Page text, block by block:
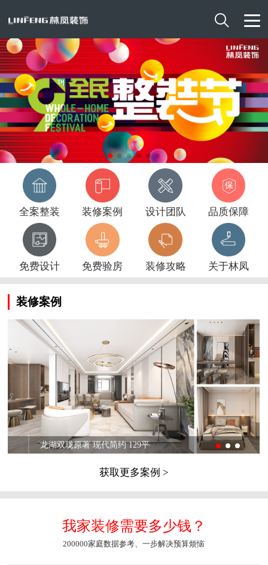

全案整装 装修案例 设计团队 品质保障
免费设计 免费验房 装修攻略 关于林凤
装修案例
龙湖双珑原著 现代简约 129平
获取更多案例 >
我家装修需要多少钱？
200000家庭数据参考、一步解决预算烦恼